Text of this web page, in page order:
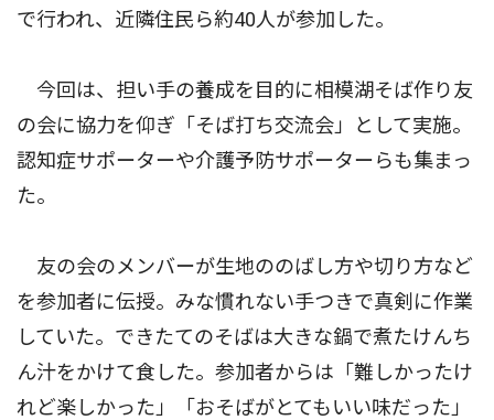
で行われ、近隣住民ら約40人が参加した。
今回は、担い手の養成を目的に相模湖そば作り友
の会に協力を仰ぎ「そば打ち交流会」として実施。
認知症サポーターや介護予防サポーターらも集まっ
た。
友の会のメンバーが生地ののばし方や切り方など
を参加者に伝授。みな慣れない手つきで真剣に作業
していた。できたてのそばは大きな鍋で煮たけんち
ん汁をかけて食した。参加者からは「難しかったけ
れど楽しかった」「おそばがとてもいい味だった」